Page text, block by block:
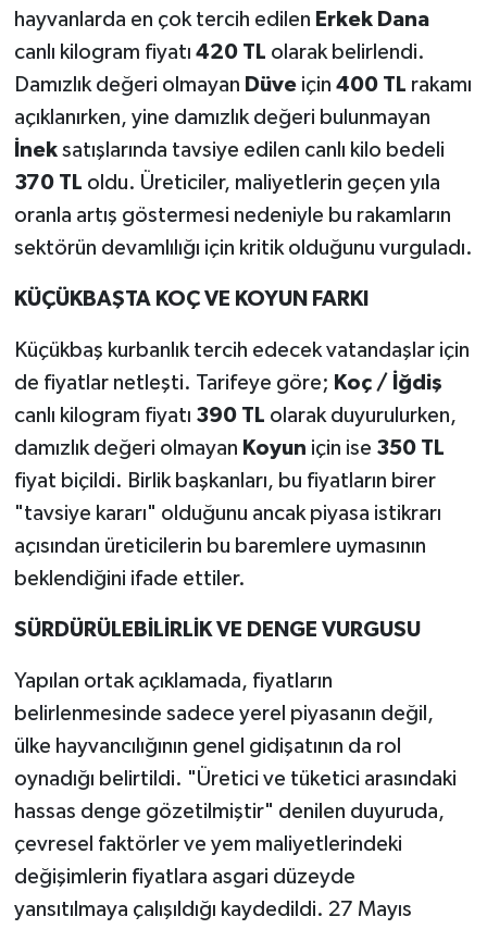
hayvanlarda en çok tercih edilen Erkek Dana
canlı kilogram fiyatı 420 TL olarak belirlendi.
Damızlık değeri olmayan Düveiçin 400 TL rakamı
açıklanırken, yine damızlık değeri bulunmayan
İneksatışlarında tavsiye edilen canlı kilo bedeli
370 TL oldu. Üreticiler, maliyetlerin geçen yıla
oranla artış göstermesi nedeniyle bu rakamların
sektörün devamlılığı için kritik olduğunu vurguladı.
KÜÇÜKBAŞTA KOÇ VE KOYUN FARKI
Küçükbaş kurbanlık tercih edecek vatandaşlar için
de fiyatlar netleşti. Tarifeye göre; Koç / İğdiş
canlı kilogram fiyatı 390 TL olarak duyurulurken,
damızlık değeri olmayan Koyun için ise 350 TL
fiyat biçildi. Birlik başkanları, bu fiyatların birer
"tavsiye kararı" olduğunu ancak piyasa istikrarı
açısından üreticilerin bu baremlere uymasının
beklendiğini ifade ettiler.
SÜRDÜRÜLEBİLİRLİK VE DENGE VURGUSU
Yapılan ortak açıklamada, fiyatların
belirlenmesinde sadece yerel piyasanın değil,
ülke hayvancılığının genel gidişatının da rol
oynadığı belirtildi. "Üretici ve tüketici arasındaki
hassas denge gözetilmiştir" denilen duyuruda,
çevresel faktörler ve yem maliyetlerindeki
değişimlerin fiyatlara asgari düzeyde
yansıtılmaya çalışıldığı kaydedildi. 27 Mayıs